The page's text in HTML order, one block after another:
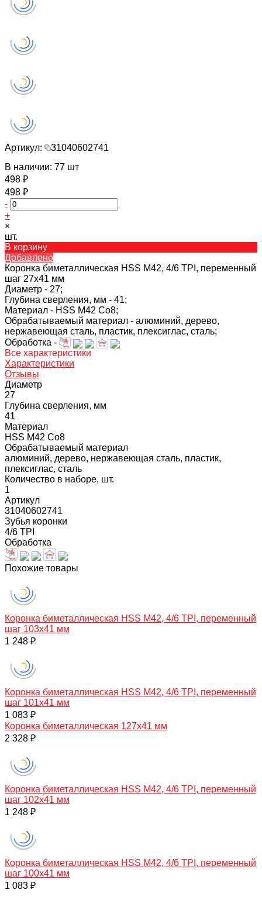
Артикул:
31040602741
В наличии: 77 шт
498 ₽
498 ₽
-
+
×
шт.
В корзину
Добавлено
Коронка биметаллическая HSS M42, 4/6 TPI, переменный
шаг 27х41 мм
Диаметр - 27;
Глубина сверления, мм - 41;
Материал - HSS M42 Co8;
Обрабатываемый материал - алюминий, дерево,
нержавеющая сталь, пластик, плексиглас, сталь;
Обработка -
Все характеристики
Характеристики
Отзывы
Диаметр
27
Глубина сверления, мм
41
Материал
HSS M42 Co8
Обрабатываемый материал
алюминий, дерево, нержавеющая сталь, пластик,
плексиглас, сталь
Количество в наборе, шт.
1
Артикул
31040602741
Зубья коронки
4/6 TPI
Обработка
Похожие товары
Коронка биметаллическая HSS M42, 4/6 TPI, переменный
шаг 103х41 мм
1 248 ₽
Коронка биметаллическая HSS M42, 4/6 TPI, переменный
шаг 101х41 мм
1 083 ₽
Коронка биметаллическая 127х41 мм
2 328 ₽
Коронка биметаллическая HSS M42, 4/6 TPI, переменный
шаг 102х41 мм
1 248 ₽
Коронка биметаллическая HSS M42, 4/6 TPI, переменный
шаг 100х41 мм
1 083 ₽